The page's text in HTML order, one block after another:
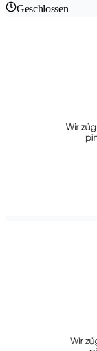
Geschlossen